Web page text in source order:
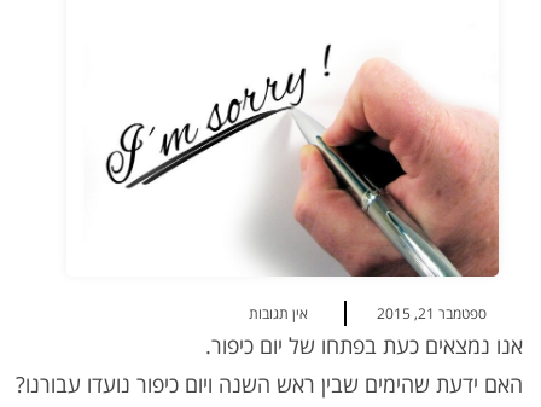
ספטמבר 21, 2015 אין תגובות
אנו נמצאים כעת בפתחו של יום כיפור.
האם ידעת שהימים שבין ראש השנה ויום כיפור נועדו עבורנו?